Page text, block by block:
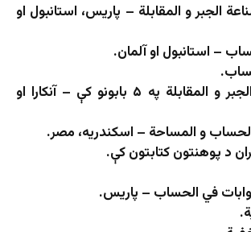
الجبر و المقابلة – پاریس، استانبول او
4- علل حساب الجبر و المقابلة په ۵ بابونو کې – آنکارا او